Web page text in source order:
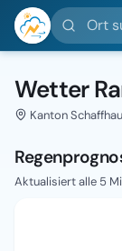
Ort suchen
Wetter
Kanton
Aktualisiert alle 5